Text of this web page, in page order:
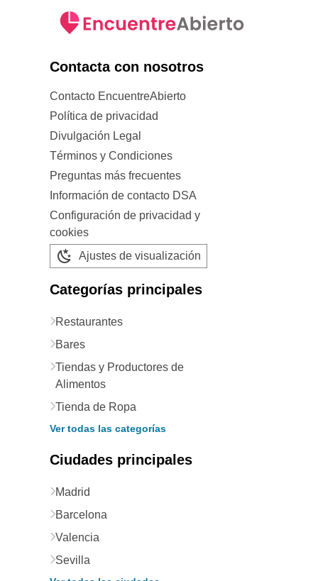
Contacta con nosotros
Contacto EncuentreAbierto
Política de privacidad
Divulgación Legal
Términos y Condiciones
Preguntas más frecuentes
Información de contacto DSA
Configuración de privacidad y
cookies
Ajustes de visualización
Categorías principales
Restaurantes
Bares
Tiendas y Productores de
Alimentos
Tienda de Ropa
Ver todas las categorías
Ciudades principales
Madrid
Barcelona
Valencia
Sevilla